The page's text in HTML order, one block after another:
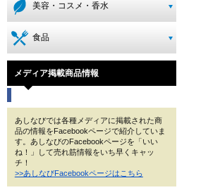
美容・コスメ・香水
食品
メディア掲載商品情報
あしなびでは各種メディアに掲載された商
品の情報をFacebookページで紹介していま
す。あしなびのFacebookページを「いい
ね！」して売れ筋情報をいち早くキャッ
チ！
>>あしなびFacebookページはこちら